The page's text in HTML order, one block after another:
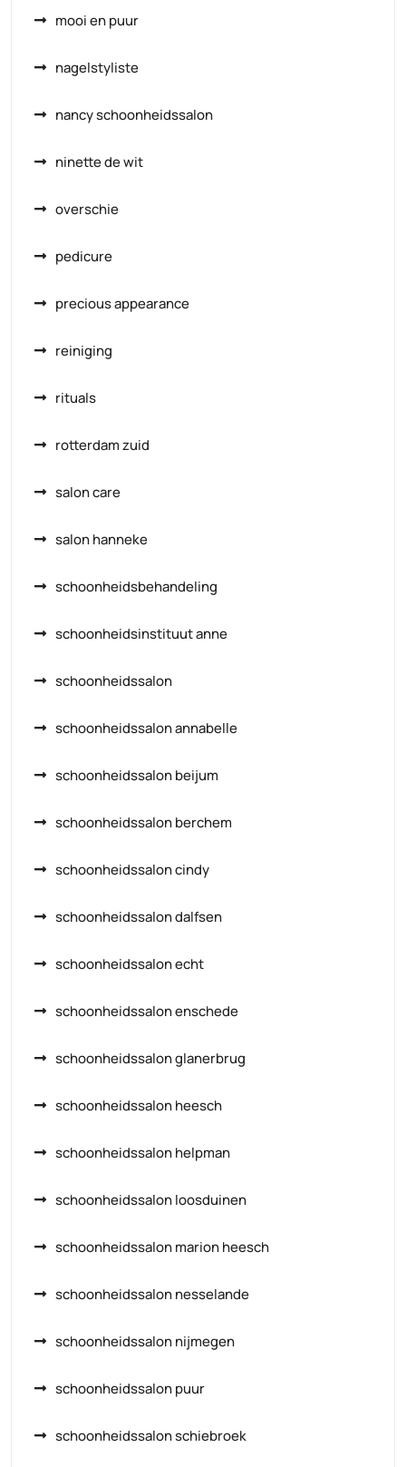
mooi en puur
nagelstyliste
nancy schoonheidssalon
ninette de wit
overschie
pedicure
precious appearance
reiniging
rituals
rotterdam zuid
salon care
salon hanneke
schoonheidsbehandeling
schoonheidsinstituut anne
schoonheidssalon
schoonheidssalon annabelle
schoonheidssalon beijum
schoonheidssalon berchem
schoonheidssalon cindy
schoonheidssalon dalfsen
schoonheidssalon echt
schoonheidssalon enschede
schoonheidssalon glanerbrug
schoonheidssalon heesch
schoonheidssalon helpman
schoonheidssalon loosduinen
schoonheidssalon marion heesch
schoonheidssalon nesselande
schoonheidssalon nijmegen
schoonheidssalon puur
schoonheidssalon schiebroek